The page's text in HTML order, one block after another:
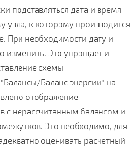
подставляться дата и время
узла, к которому производится
При необходимости дату и
изменить. Это упрощает и
схемы
Баланс энергии" на
отображение
с нерассчитанным балансом и
Это необходимо, для
оценивать расчетный